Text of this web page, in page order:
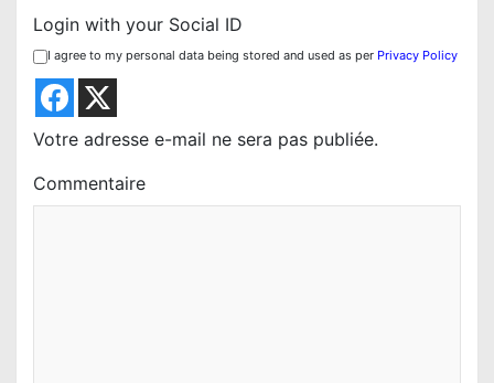
Login with your Social ID
I agree to my personal data being stored and used as per Privacy Policy
Votre adresse e-mail ne sera pas publiée.
Commentaire